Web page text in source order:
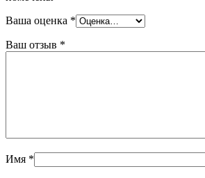
Ваша оценка *
Ваш отзыв *
Имя *